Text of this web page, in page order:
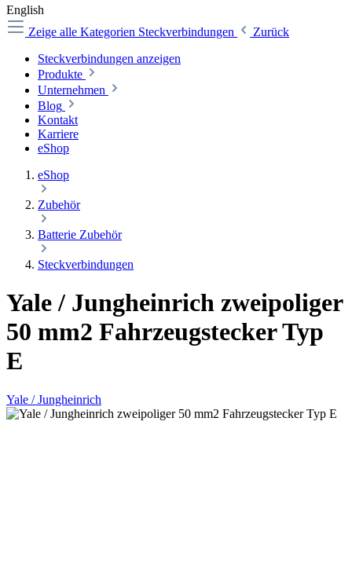
English
Zeige alle Kategorien Steckverbindungen
Zurück
Steckverbindungen anzeigen
Produkte
Unternehmen
Blog
Kontakt
Karriere
eShop
eShop
Zubehör
Batterie Zubehör
Steckverbindungen
Yale / Jungheinrich zweipoliger
50 mm2 Fahrzeugstecker Typ
E
Yale / Jungheinrich